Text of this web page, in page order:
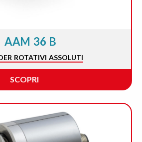
AAM 36 B
ROTATIVI ASSOLUTI
SCOPRI